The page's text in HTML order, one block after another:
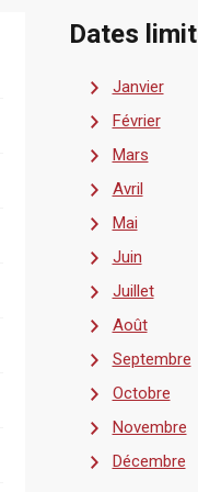
Dates
Janvier
Février
Mars
Avril
Mai
Juin
Juillet
Août
Septembre
Octobre
Novembre
Décembre